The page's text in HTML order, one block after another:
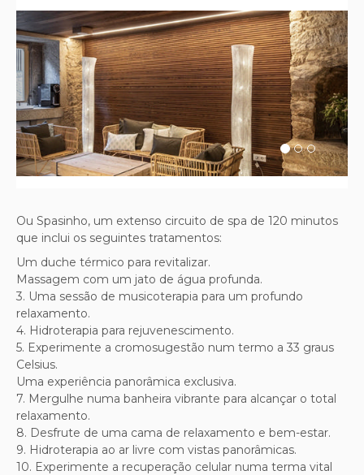
Previous Next
Ou Spasinho, um extenso circuito de spa de 120 minutos
que inclui os seguintes tratamentos:
Um duche térmico para revitalizar.
Massagem com um jato de água profunda.
3. Uma sessão de musicoterapia para um profundo
relaxamento.
4. Hidroterapia para rejuvenescimento.
5. Experimente a cromosugestão num termo a 33 graus
Celsius.
Uma experiência panorâmica exclusiva.
7. Mergulhe numa banheira vibrante para alcançar o total
relaxamento.
8. Desfrute de uma cama de relaxamento e bem-estar.
9. Hidroterapia ao ar livre com vistas panorâmicas.
10. Experimente a recuperação celular numa terma vital